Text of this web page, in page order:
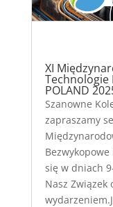
XI
Technologie
POLAND
Szanowne
zapraszamy
się w dniach
Nasz